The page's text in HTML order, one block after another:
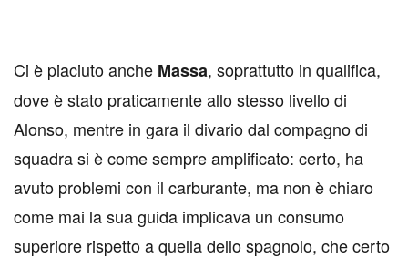
Ci è piaciuto anche Massa, soprattutto in qualifica,
dove è stato praticamente allo stesso livello di
Alonso, mentre in gara il divario dal compagno di
squadra si è come sempre amplificato: certo, ha
avuto problemi con il carburante, ma non è chiaro
come mai la sua guida implicava un consumo
superiore rispetto a quella dello spagnolo, che certo